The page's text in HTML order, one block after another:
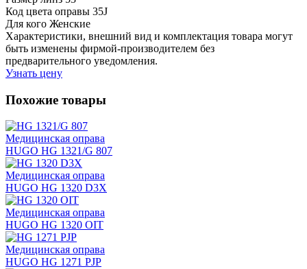
Код цвета оправы 35J
Для кого Женские
Характеристики, внешний вид и комплектация товара могут
быть изменены фирмой-производителем без
предварительного уведомления.
Узнать цену
Похожие товары
Медицинская оправа
HUGO HG 1321/G 807
Медицинская оправа
HUGO HG 1320 D3X
Медицинская оправа
HUGO HG 1320 OIT
Медицинская оправа
HUGO HG 1271 PJP